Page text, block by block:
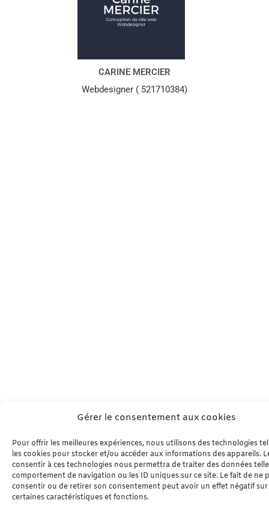
Gérer le consentement aux cookies
Pour offrir les meilleures expériences, nous utilisons des technologies
les cookies pour stocker et/ou accéder aux informations des appareils.
consentir à ces technologies nous permettra de traiter des données
comportement de navigation ou les ID uniques sur ce site. Le fait de ne
consentir ou de retirer son consentement peut avoir un effet négatif sur
certaines caractéristiques et fonctions.
CARINE MERCIER
Webdesigner ( 521710384)